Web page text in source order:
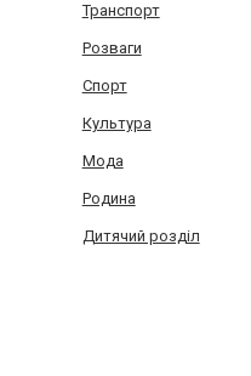
Транспорт
Розваги
Спорт
Культура
Мода
Родина
Дитячий розділ